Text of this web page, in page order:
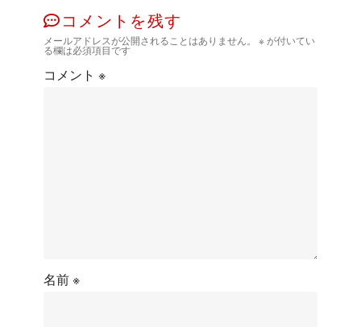
コメントを残す
メールアドレスが公開されることはありません。 ※が付いてい
る欄は必須項目です
コメント※
名前※